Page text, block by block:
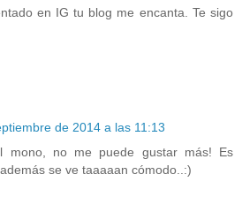
en IG tu blog me encanta. Te sigo
de 2014 a las 11:13
mono, no me puede gustar más! Es
se ve taaaaan cómodo..:)